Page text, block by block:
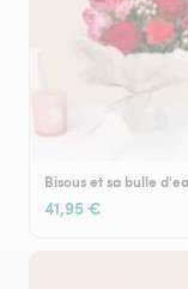
Bisous et sa bulle
41,95 €